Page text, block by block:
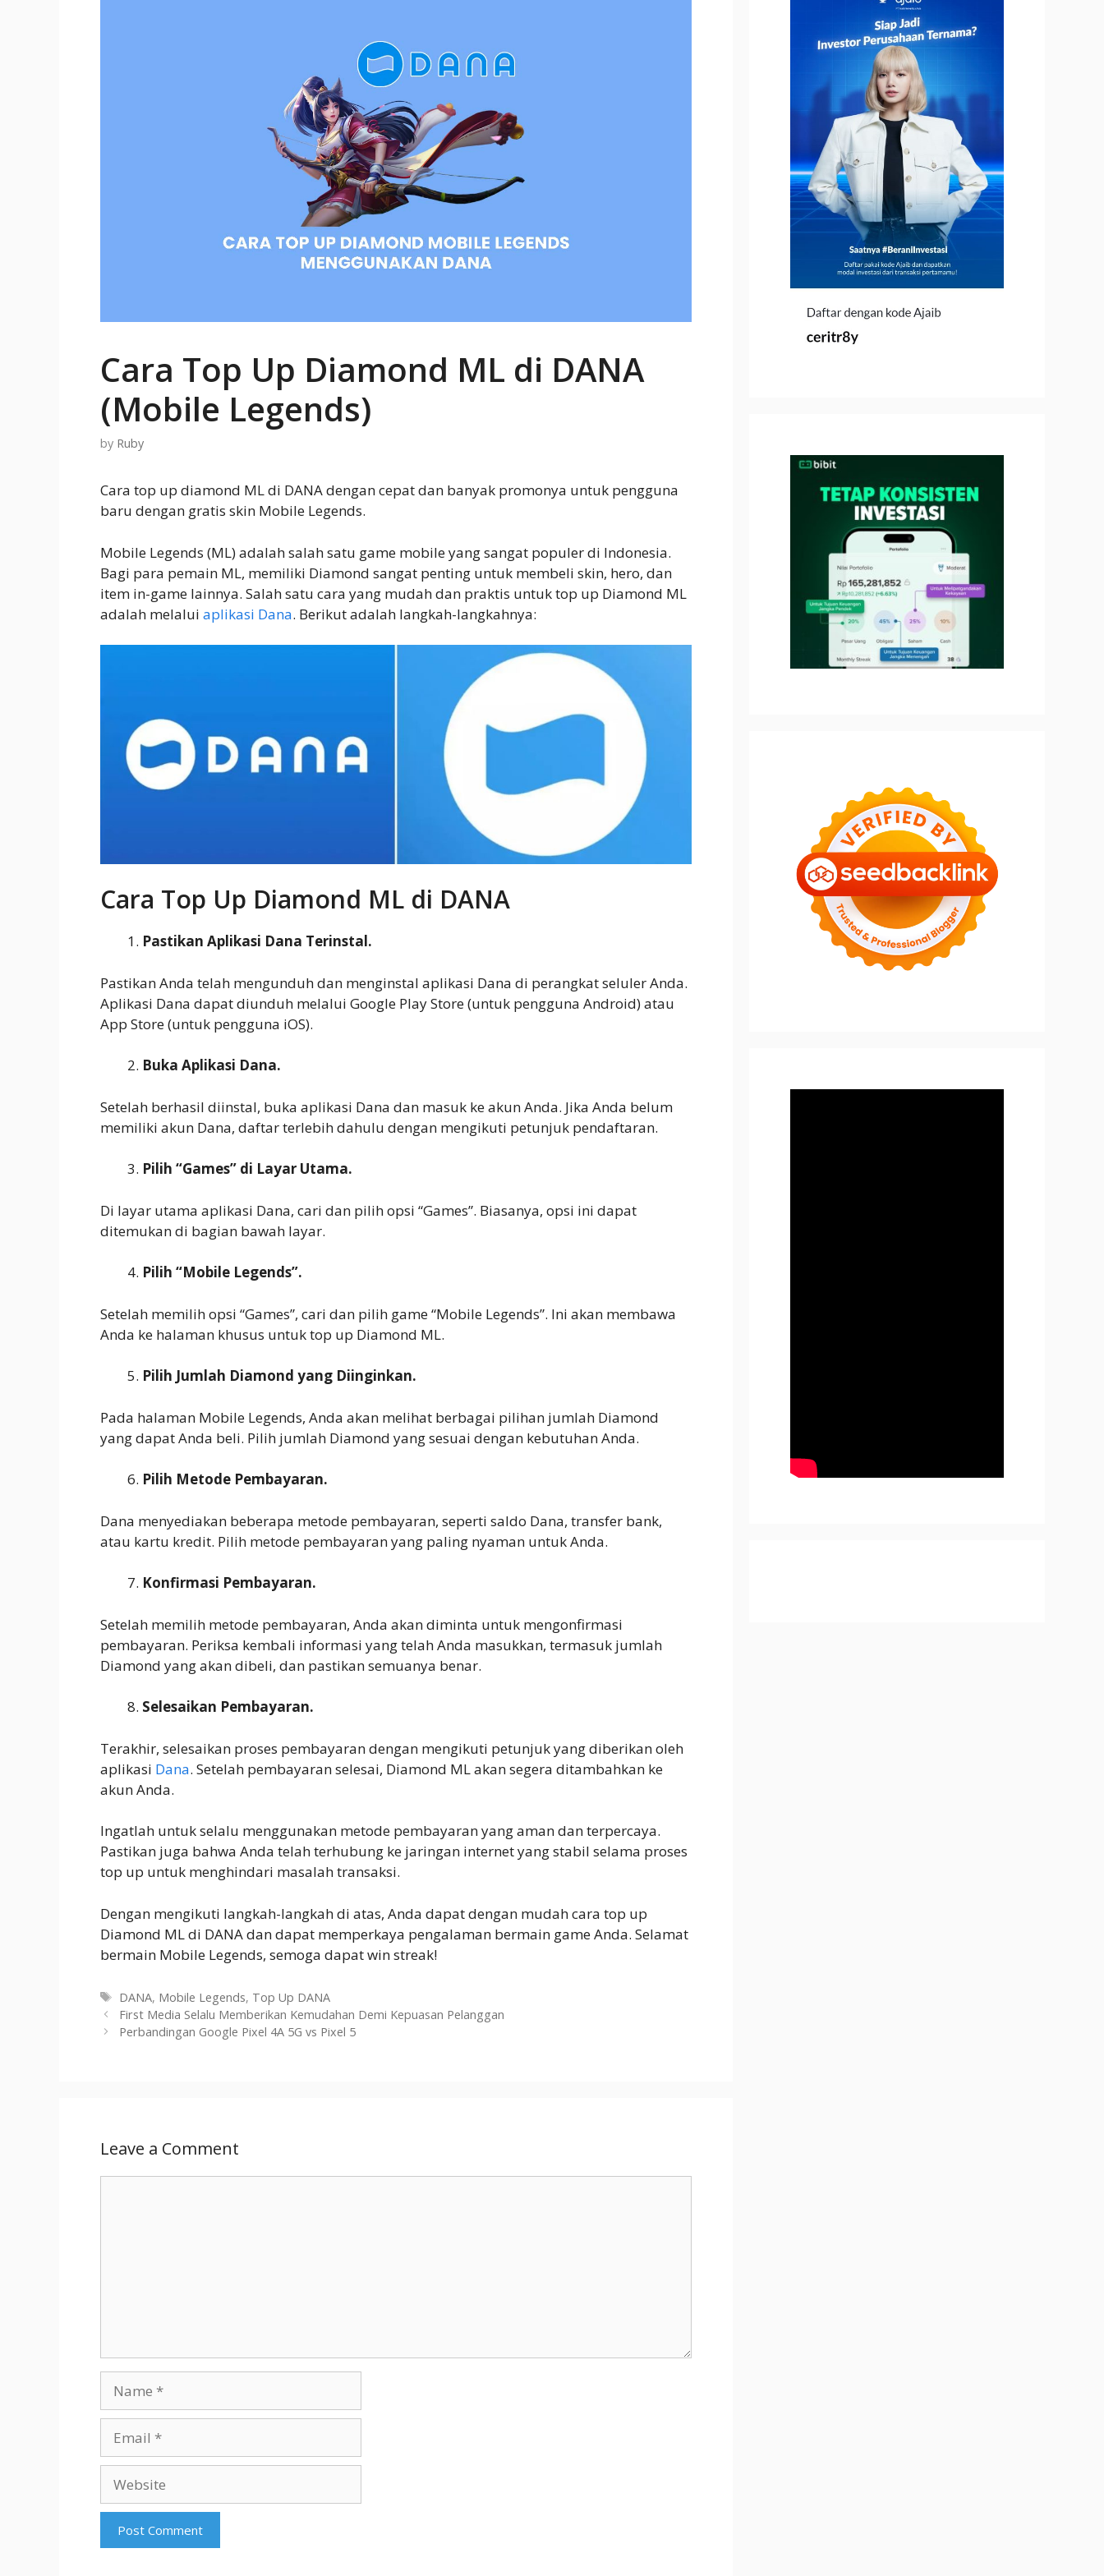
Cara Top Up Diamond ML di DANA
(Mobile Legends)
by Ruby
Cara top up diamond ML di DANA dengan cepat dan banyak promonya untuk pengguna
baru dengan gratis skin Mobile Legends.
Mobile Legends (ML) adalah salah satu game mobile yang sangat populer di Indonesia.
Bagi para pemain ML, memiliki Diamond sangat penting untuk membeli skin, hero, dan
item in-game lainnya. Salah satu cara yang mudah dan praktis untuk top up Diamond ML
adalah melalui aplikasi Dana. Berikut adalah langkah-langkahnya:
Cara Top Up Diamond ML di DANA
Pastikan Aplikasi Dana Terinstal.
Pastikan Anda telah mengunduh dan menginstal aplikasi Dana di perangkat seluler Anda.
Aplikasi Dana dapat diunduh melalui Google Play Store (untuk pengguna Android) atau
App Store (untuk pengguna iOS).
Buka Aplikasi Dana.
Setelah berhasil diinstal, buka aplikasi Dana dan masuk ke akun Anda. Jika Anda belum
memiliki akun Dana, daftar terlebih dahulu dengan mengikuti petunjuk pendaftaran.
Pilih “Games” di Layar Utama.
Di layar utama aplikasi Dana, cari dan pilih opsi “Games”. Biasanya, opsi ini dapat
ditemukan di bagian bawah layar.
Pilih “Mobile Legends”.
Setelah memilih opsi “Games”, cari dan pilih game “Mobile Legends”. Ini akan membawa
Anda ke halaman khusus untuk top up Diamond ML.
Pilih Jumlah Diamond yang Diinginkan.
Pada halaman Mobile Legends, Anda akan melihat berbagai pilihan jumlah Diamond
yang dapat Anda beli. Pilih jumlah Diamond yang sesuai dengan kebutuhan Anda.
Pilih Metode Pembayaran.
Dana menyediakan beberapa metode pembayaran, seperti saldo Dana, transfer bank,
atau kartu kredit. Pilih metode pembayaran yang paling nyaman untuk Anda.
Konfirmasi Pembayaran.
Setelah memilih metode pembayaran, Anda akan diminta untuk mengonfirmasi
pembayaran. Periksa kembali informasi yang telah Anda masukkan, termasuk jumlah
Diamond yang akan dibeli, dan pastikan semuanya benar.
Selesaikan Pembayaran.
Terakhir, selesaikan proses pembayaran dengan mengikuti petunjuk yang diberikan oleh
aplikasi Dana. Setelah pembayaran selesai, Diamond ML akan segera ditambahkan ke
akun Anda.
Ingatlah untuk selalu menggunakan metode pembayaran yang aman dan terpercaya.
Pastikan juga bahwa Anda telah terhubung ke jaringan internet yang stabil selama proses
top up untuk menghindari masalah transaksi.
Dengan mengikuti langkah-langkah di atas, Anda dapat dengan mudah cara top up
Diamond ML di DANA dan dapat memperkaya pengalaman bermain game Anda. Selamat
bermain Mobile Legends, semoga dapat win streak!
Tags
DANA, Mobile Legends, Top Up DANA
First Media Selalu Memberikan Kemudahan Demi Kepuasan Pelanggan
Perbandingan Google Pixel 4A 5G vs Pixel 5
Leave a Comment